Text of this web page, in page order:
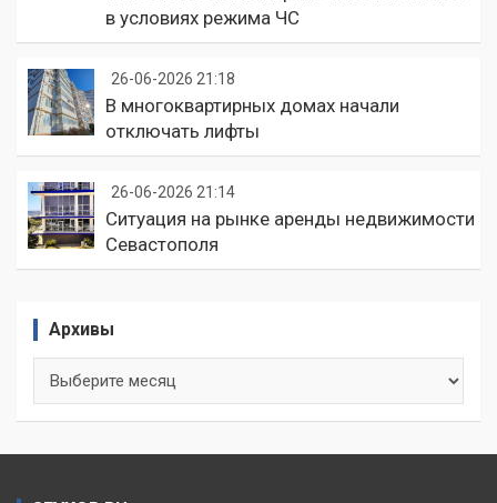
в условиях режима ЧС
26-06-2026 21:18
В многоквартирных домах начали
отключать лифты
26-06-2026 21:14
Ситуация на рынке аренды недвижимости
Севастополя
Архивы